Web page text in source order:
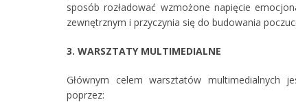
sposób rozładować wzmożone napięcie
zewnętrznym i przyczynia się do budowania
3. WARSZTATY MULTIMEDIALNE
Głównym celem warsztatów multimedialnych
poprzez: